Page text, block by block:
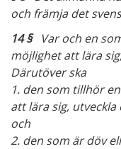
och främja det
14 §
Var och en
möjlighet att lära
Därutöver ska
1. den som tillhör
att lära sig,
och
2. den som är döv